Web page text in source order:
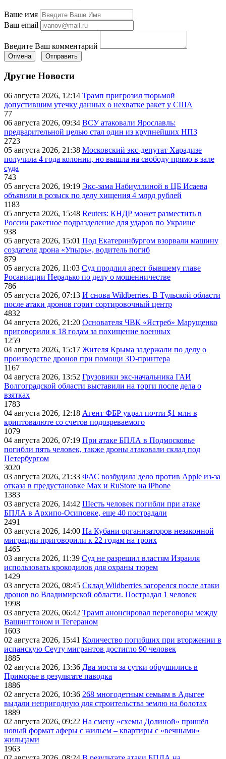
Ваше имя
Ваш email
Введите Ваш комментарий
Отмена Отправить
Другие Новости
06 августа 2026, 12:14 Трамп пригрозил тюрьмой
допустившим утечку данных о нехватке ракет у США
77
06 августа 2026, 09:34 ВСУ атаковали Ярославль:
предварительной целью стал один из крупнейших НПЗ
2723
05 августа 2026, 21:38 Московский экс-депутат Харадизе
получила 4 года колонии, но вышла на свободу прямо в зале
суда
743
05 августа 2026, 19:19 Экс-зама Набиуллиной в ЦБ Исаева
объявили в розыск по делу хищения 4 млрд рублей
1183
05 августа 2026, 15:48 Reuters: КНДР может разместить в
России ракетное подразделение для ударов по Украине
938
05 августа 2026, 15:01 Под Екатеринбургом взорвали машину
создателя дрона «Упырь», водитель погиб
879
05 августа 2026, 11:03 Суд продлил арест бывшему главе
Росавиации Нерадько по делу о мошенничестве
786
05 августа 2026, 07:13 И снова Wildberries. В Тульской области
после атаки дронов горит сортировочный центр
4832
04 августа 2026, 21:20 Основателя ЧВК «Ястреб» Марущенко
приговорили к 18 годам за похищение военных
1259
04 августа 2026, 15:17 Жителя Крыма задержали по делу о
производстве дронов при помощи 3D‑принтера
1167
04 августа 2026, 13:52 Грузовики экс-начальника ГАИ
Волгоградской области выставили на торги после дела о
взятках
1783
04 августа 2026, 12:18 Агент ФБР украл почти $1 млн в
криптовалюте со счетов подозреваемого
1079
04 августа 2026, 07:19 При атаке БПЛА в Подмосковье
погибли пять человек, также дроны атаковали склад под
Петербургом
3020
03 августа 2026, 21:33 ФАС возбудила дело против Apple из-за
отказа в предустановке Max и RuStore на iPhone
1383
03 августа 2026, 14:42 Шесть человек погибли при атаке
БПЛА в Архипо-Осиповке, еще 40 пострадали
2491
03 августа 2026, 14:00 На Кубани организаторов незаконной
миграции приговорили к 22 годам на троих
1465
03 августа 2026, 11:39 Суд не разрешил властям Израиля
использовать крокодилов для охраны тюрем
1429
03 августа 2026, 08:45 Склад Wildberries загорелся после атаки
дронов во Владимирской области. Пострадал 1 человек
1998
03 августа 2026, 06:42 Трамп анонсировал переговоры между
Вашингтоном и Тегераном
1603
02 августа 2026, 15:41 Количество погибших при вторжении в
испанскую Сеуту мигрантов достигло 90 человек
1885
02 августа 2026, 13:36 Два моста за сутки обрушились в
Приморье в результате паводка
1886
02 августа 2026, 10:36 268 многодетным семьям в Адыгее
выдали непригодную для строительства землю на болотах
1889
02 августа 2026, 09:22 На смену «схемы Долиной» пришёл
новый формат аферы с жильем – квартиры с «вечными»
жильцами
1963